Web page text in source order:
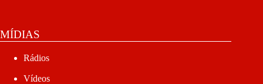
MÍDIAS
Rádios
Vídeos